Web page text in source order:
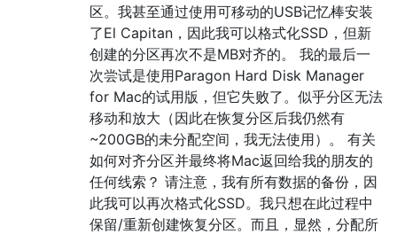
区。我甚至通过使用可移动的USB记忆棒安装
了El Capitan，因此我可以格式化SSD，但新
创建的分区再次不是MB对齐的。 我的最后一
次尝试是使用Paragon Hard Disk Manager
for Mac的试用版，但它失败了。似乎分区无法
移动和放大（因此在恢复分区后我仍然有
~200GB的未分配空间，我无法使用）。 有关
如何对齐分区并最终将Mac返回给我的朋友的
任何线索？ 请注意，我有所有数据的备份，因
此我可以再次格式化SSD。我只想在此过程中
保留/重新创建恢复分区。而且，显然，分配所